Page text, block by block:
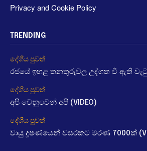
Privacy and Cookie Policy
TRENDING
දේශීය පුවත්
රජයේ ඉහළ තනතුරුවල උද්ගත වී ඇති වැටුප්
දේශීය පුවත්
අපි වෙනුවෙන් අපි (VIDEO)
දේශීය පුවත්
වායු දූෂණයෙන් වසරකට මරණ 7000ක්